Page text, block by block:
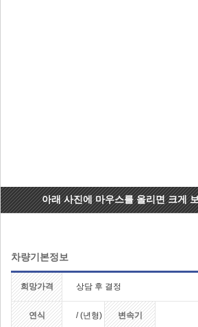
아래 사진에 마우스를 올리면 크게
차량기본정보
희망가격 상담 후 결정
연식 / (년형) 변속기